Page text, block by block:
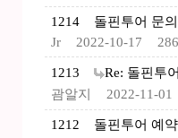
1214
돌핀투어 문
Jr
2022-10-17
1213
Re: 돌핀투
괌알지
2022-11-01
1212
돌핀투어 예